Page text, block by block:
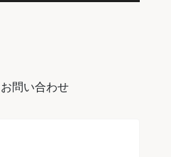
お問い合わせ